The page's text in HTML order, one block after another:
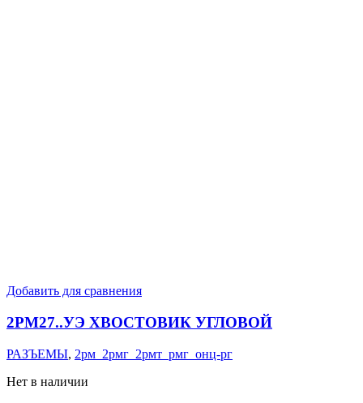
Добавить для сравнения
2РМ27..УЭ ХВОСТОВИК УГЛОВОЙ
РАЗЪЕМЫ, 2рм_2рмг_2рмт_рмг_онц-рг
Нет в наличии